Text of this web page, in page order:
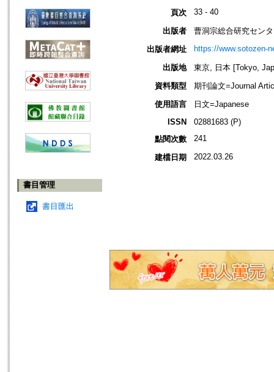
書目管理
書目匯出
頁次 33 - 40
出版者
曹洞宗総合研究セン
出版者網址
https://www.sotozen-
出版地
東京, 日本 [Tokyo,
資料類型
期刊論文=Journal
使用語言
日文=Japanese
ISSN
02881683 (P)
點閱次數
241
建檔日期 2022.03.26